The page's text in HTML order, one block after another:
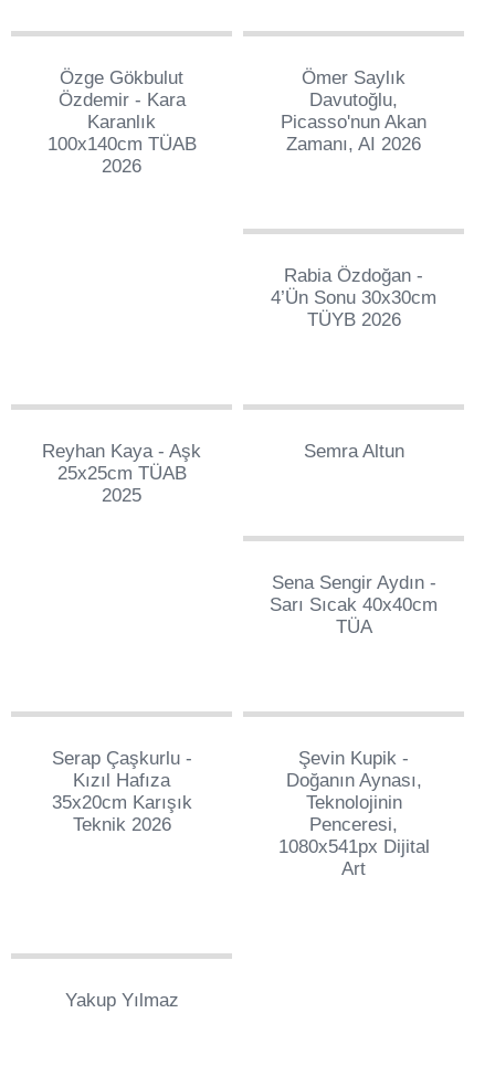
51
Özge Gökbulut
Özdemir - Kara
Karanlık
100x140cm TÜAB
2026
1
Ömer Saylık
Davutoğlu,
Picasso'nun Akan
Zamanı, AI 2026
0
Rabia Özdoğan -
4’ün Sonu 30x30cm
TÜYB 2026
Reyhan Kaya - Aşk
25x25cm TÜAB
2025
3
Semra Altun
40
Sena Sengir Aydın -
Sarı Sıcak 40x40cm
TÜA
69
Serap Çaşkurlu -
Kızıl Hafıza
35x20cm Karışık
Teknik 2026
Şevin Kupik -
Doğanın Aynası,
Teknolojinin
Penceresi,
1080x541px Dijital
Art
90
Yakup Yılmaz